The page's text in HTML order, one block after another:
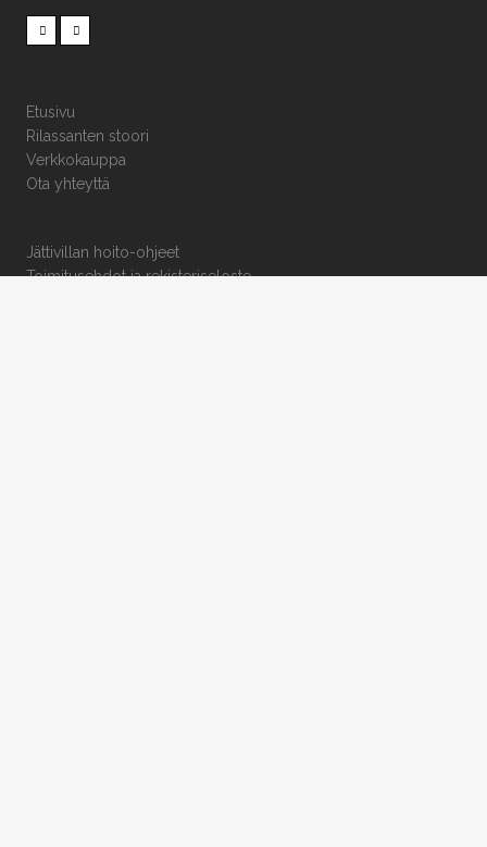
Etusivu
Rilassanten stoori
Verkkokauppa
Ota yhteyttä
Jättivillan hoito-ohjeet
Toimitusehdot ja rekisteriseloste